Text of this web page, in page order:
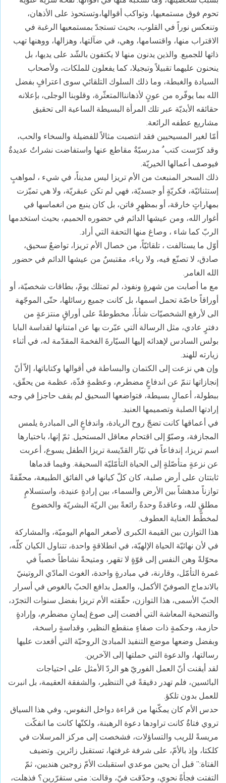
تحوم فوق مستمعيها، وتواكب أقوالها،وتستحوذ على الأذهان،
وتنعكس نوراً في القلوب، بحيث تستجدّ بمستمعيها الرغبة في
الاقتراب منها، واقتسامها، وهي، في ضآلتها، وهزالها، ووهنها تهب
ذاتها للجميع. والذين يدنون منها لا يكتفون بالشّد على يديها، بل
ينحنون عليهما تقبيلاً وتبجيلا، كما يفعلون للملكات، ولأصحاب
السيادة والغبطة، وما ذلك السلوك التلقائي سوى اعترافٍ بفضل
الله بما يوفّره من عونٍ لأذهانناالمتعثّرة، وقلوبنا الوجلى، بإعلانه
حقائقه الأبديّة عبر تلك المرأة البسيطة الساعية الى تحقيق
مشاريع عطفه الرائعة.
أمّا لغير المسيحيين فقد انتصبت مثالاً للفضيلة والسخاء والحب،
وقد كرّست كتب ٌ مدرسيّةٌ مقاطع عنها واستفاضت نشراتٌ عديدةٌ
فيوصف أعمالها الخيريّة.
ذلك السحر المنبعث من الأم تريزا ليس مديناً، في شيء ، لمواهبٍ
إستثنائيّة، فكريّةٍ أو جسديّة، فهي لم تكن عبقريّة، ولا هي تميّزت
بمهاراتٍ خارقة، أو بمظهرٍ فاتن، بل كان ينبع من انغماسها في
أغوار الله، ومن عيشها الدائم في حضوره الحميم، بحيث استخدمها
الربّ كما شاء ، وصاغ منها التحفة التي أراد.
أوّل ما يستالفت ، تلقائيّاً، من خصال الأم تريزا، تواضعٌ سحيق،
صادق، لا تصنّع فيه، ولا رياء، مقتبسٌ من عيشها الدائم في حضور
الله الغامر.
مع ما أصابت من شهرةٍ ونفوذ، لم تمتلك يومً، بطاقات شخصيّة، أو
أوراقاً خاصّة تحمل اسمها، بل كانت جميع رسائلها، حتّى الموجّهة
الى لأرفع الشخصيّات شأناً، مخطوطةً على أوراقٍ منتزعةٍ من
دفترٍ عادي، مثل الرسالة التي عبّرت بها عن امتنانها لقداسة البابا
بولس السادس لإهدائه إليها السيّارةَ الفخمةَ المقدّمة له، في أثناء
زيارته للهند.
وإن هي نزعت إلى الكتمان والبساطة في أقوالها وكتاباتها، إلاّ أنّ
إنجازاتها تنمّ عن اندفاعٍ مضطرم، وعظمةٍ فذّة، عظمة من يحقّق،
ببطولة، أعمالٍ بسيطة، فتواضعها السحيق لم يقف حاجزاٍ في وجه
إرادتها الصلبة وتصميمها العنيد.
في أعماقها كانت تضجّ روح الريادة، واندفاعٍ الى المبادرة يلمس
المجازفة، وصبّوٌ إلى اقتحام معاقل المستحيل. ثمّ إنها، باختيارها
اسم تريزا، إندفاعاً في تيّار القدّيسة تريزا الطفل يسوع، أعربت
عن نزعةٍ متأصّلةٍ إلى الحياة التأمّليّة السحيقة. وفيما قدماها
ثابتتان على أرض صلبة، كان كلّ كيانها في الفائق الطبيعة، محقّقةً
توازناً مدهشاً بين الأرض والسماء، بين إرادةٍ عنيدة، واستسلامٍ
مطلقٍ لله، وعاقدةً وحدةً رائعةً بين الريّة البشريّة والخضوع
لمخطّط العناية العطوف.
هذا التوازن بين القيمة الكبرى لأصغر المهام اليوميّة، والمشاركة
في لأن نهائيّة الحياة الإلهيّة، في انطلاقةٍ واحدة، تتناول الكيان كلّه،
محوّلةً وهن النفس إلى قوّةٍ لا تقهر، ومتيحةً نشاطاً خصباً في
غمرة التأمّل، وقارنة، في مبادرةٍ واحدة، الغوث المادّي الروتينيّ
بالاندماج الصوفيّ الأكمل، والعمل بدافع الحبّ بالغوص في أسرار
الحبّ الأسمى، هذا التوازن، حقّقته الأم تريزا بفضل سنوات التجرّد،
والتضحية المعاشة التي أفضت إلى صوغ إيمانٍ مضطرم، وإرادةٍ
حازمة، وحكمةٍ ذات صفاءٍ منقطع النظير، وقداسةٍ راسخة،
وبفضل وضعها موضع التنفيذ المبادئ الروحيّة التي أقعدت عليها
رسالتها، والدعوة التي حملتها إلى الآخرين.
لقد أيقنت أنّ العمل الفوريّ هو الردّ الأمثل على احتياجات
البائسين، فلم تهدر دقيقةً في التنظير، والشفقة العقيمة، بل انبرت
للعمل بدون تلكؤ.
حدس الأم كان يمكّنها من قراءة دواخل النفوس، وفي هذا السياق
تروي فتاةٌ كانت تراودها دعوة الرهبنة، ولكنّها كانت ما انفكّت
مريسةً للريب والتساؤلات، فشخصت إلى مركز المرسلات في
كلكتا، وإذ بالأمّ، على شرفة غرفتها، تستقبل زائرين. وتضيف
الفتاة:” قبل أن يحين موعدي استقبلت الأمّ زوجين هنديين، ثمّ
التفتت فجأةً نحوي، وحدّقت فيّ، وقالت: متى ستقرّرين؟ فذهلت،